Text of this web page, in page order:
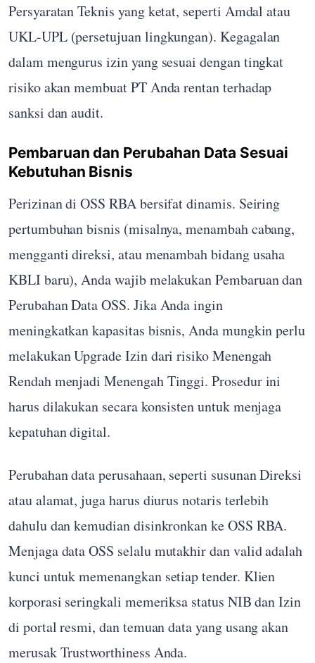
Persyaratan Teknis yang ketat, seperti Amdal atau
UKL-UPL (persetujuan lingkungan). Kegagalan
dalam mengurus izin yang sesuai dengan tingkat
risiko akan membuat PT Anda rentan terhadap
sanksi dan audit.
Pembaruan dan Perubahan Data Sesuai
Kebutuhan Bisnis
Perizinan di OSS RBA bersifat dinamis. Seiring
pertumbuhan bisnis (misalnya, menambah cabang,
mengganti direksi, atau menambah bidang usaha
KBLI baru), Anda wajib melakukan Pembaruan dan
Perubahan Data OSS. Jika Anda ingin
meningkatkan kapasitas bisnis, Anda mungkin perlu
melakukan Upgrade Izin dari risiko Menengah
Rendah menjadi Menengah Tinggi. Prosedur ini
harus dilakukan secara konsisten untuk menjaga
kepatuhan digital.
Perubahan data perusahaan, seperti susunan Direksi
atau alamat, juga harus diurus notaris terlebih
dahulu dan kemudian disinkronkan ke OSS RBA.
Menjaga data OSS selalu mutakhir dan valid adalah
kunci untuk memenangkan setiap tender. Klien
korporasi seringkali memeriksa status NIB dan Izin
di portal resmi, dan temuan data yang usang akan
merusak Trustworthiness Anda.